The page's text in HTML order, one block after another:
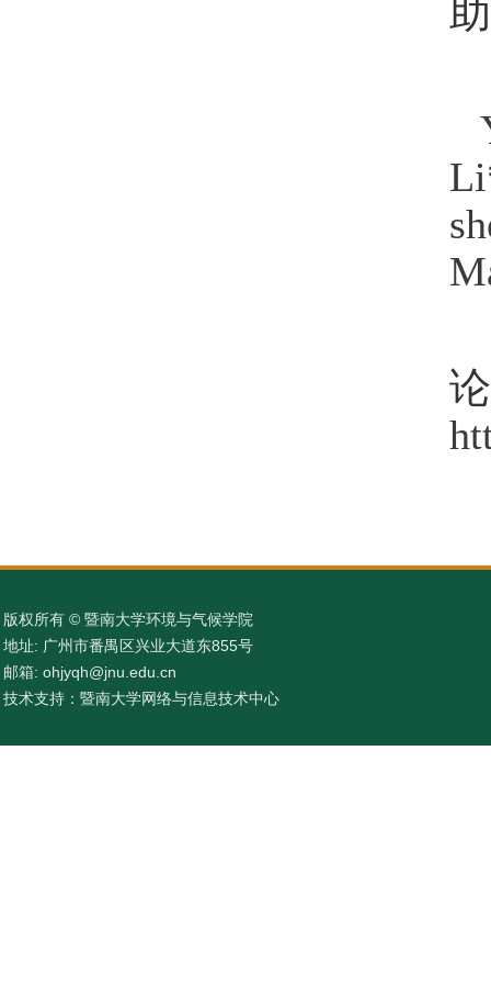
版权所有 © 暨南大学环境与气候学院
地址: 广州市番禺区兴业大道东855号
邮箱: ohjyqh@jnu.edu.cn
技术支持：暨南大学网络与信息技术中心